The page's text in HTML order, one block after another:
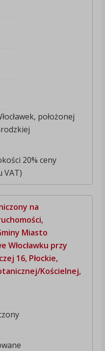
położonej
20% ceny
VAT)
na
Miasto
Włocławku przy
16, Płockie,
Kościelnej,